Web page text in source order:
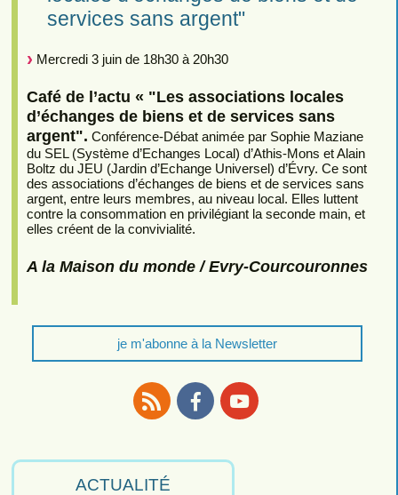
services sans argent"
Mercredi 3 juin de 18h30 à 20h30
Café de l’actu « "Les associations locales
d’échanges de biens et de services sans
argent". Conférence-Débat animée par Sophie Maziane
du SEL (Système d’Echanges Local) d’Athis-Mons et Alain
Boltz du JEU (Jardin d’Echange Universel) d’Évry. Ce sont
des associations d’échanges de biens et de services sans
argent, entre leurs membres, au niveau local. Elles luttent
contre la consommation en privilégiant la seconde main, et
elles créent de la convivialité.
A la Maison du monde / Evry-Courcouronnes
je m'abonne à la Newsletter
ACTUALITÉ